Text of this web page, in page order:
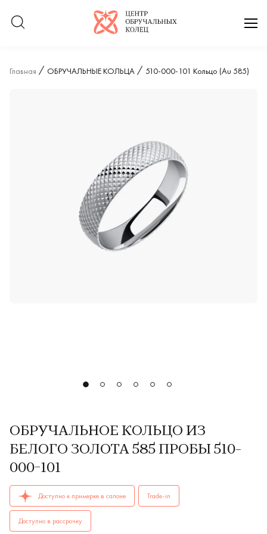
Логотип компании
Главная ОБРУЧАЛЬНЫЕ КОЛЬЦА 510-000-101 Кольцо (Au 585)
ОБРУЧАЛЬНОЕ КОЛЬЦО ИЗ
БЕЛОГО ЗОЛОТА 585 ПРОБЫ 510-
000-101
ОБРУЧАЛЬНЫЕ КОЛЬЦА женские, парные 510-000-101 AU
Доступно к примерке в салоне Trade-in
Доступно в рассрочку